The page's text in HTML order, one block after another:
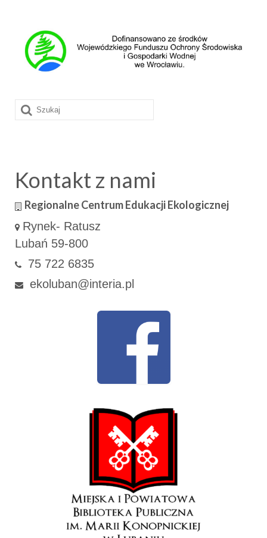
Szuklaj
w:
Kontakt z nami
Regionalne Centrum Edukacji Ekologicznej
Rynek- Ratusz
Lubań 59-800
75 722 6835
ekoluban@interia.pl